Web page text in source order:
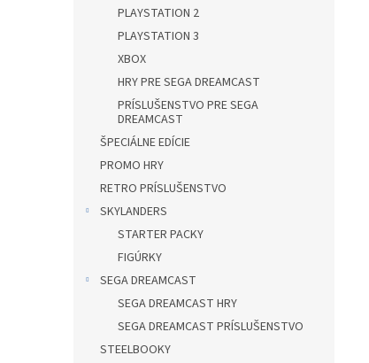
PLAYSTATION 2
PLAYSTATION 3
XBOX
HRY PRE SEGA DREAMCAST
PRÍSLUŠENSTVO PRE SEGA
DREAMCAST
ŠPECIÁLNE EDÍCIE
PROMO HRY
RETRO PRÍSLUŠENSTVO
SKYLANDERS
STARTER PACKY
FIGÚRKY
SEGA DREAMCAST
SEGA DREAMCAST HRY
SEGA DREAMCAST PRÍSLUŠENSTVO
STEELBOOKY